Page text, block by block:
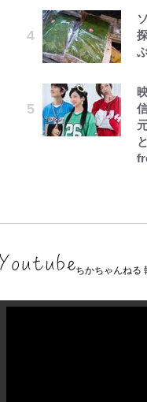
ちかちゃんねる